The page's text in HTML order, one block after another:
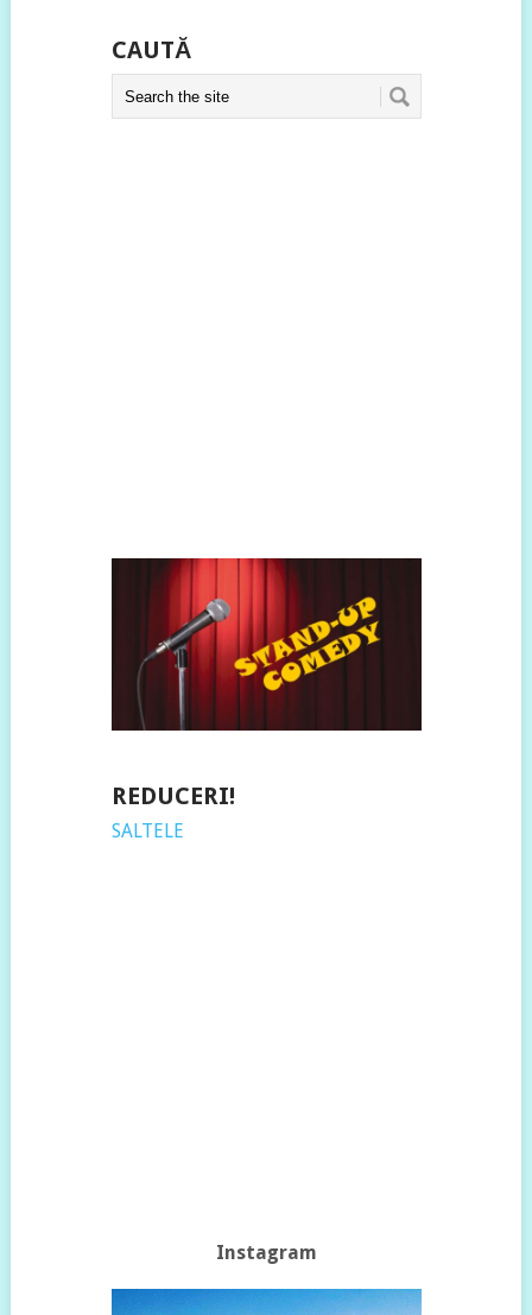
CAUTĂ
REDUCERI!
SALTELE
Instagram